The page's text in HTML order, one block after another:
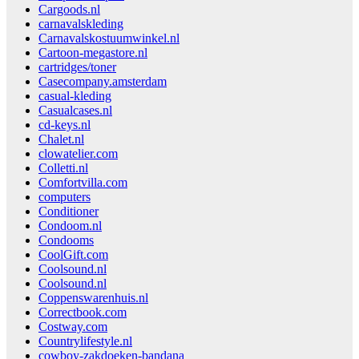
Cargoods.nl
carnavalskleding
Carnavalskostuumwinkel.nl
Cartoon-megastore.nl
cartridges/toner
Casecompany.amsterdam
casual-kleding
Casualcases.nl
cd-keys.nl
Chalet.nl
clowatelier.com
Colletti.nl
Comfortvilla.com
computers
Conditioner
Condoom.nl
Condooms
CoolGift.com
Coolsound.nl
Coolsound.nl
Coppenswarenhuis.nl
Correctbook.com
Costway.com
Countrylifestyle.nl
cowboy-zakdoeken-bandana